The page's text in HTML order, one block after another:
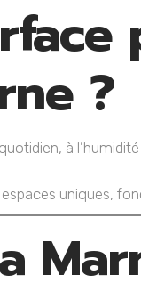
?
à
uniques,